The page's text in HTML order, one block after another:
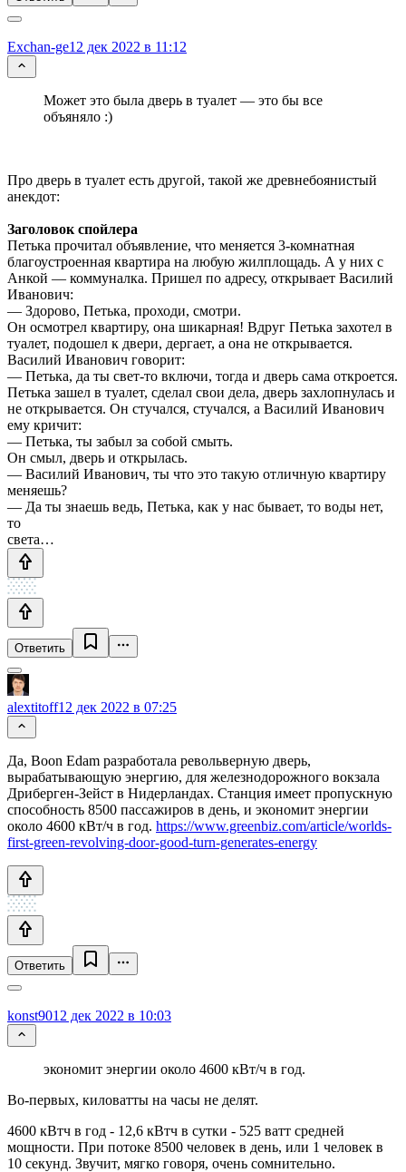
Exchan-ge12 дек 2022 в 11:12
Может это была дверь в туалет — это бы все
объяняло :)
Про дверь в туалет есть другой, такой же древнебоянистый
анекдот:
Заголовок спойлера
Петька прочитал объявление, что меняется 3-комнатная
благоустроенная квартира на любую жилплощадь. А у них с
Анкой — коммуналка. Пришел по адресу, открывает Василий
Иванович:
— Здорово, Петька, проходи, смотри.
Он осмотрел квартиру, она шикарная! Вдруг Петька захотел в
туалет, подошел к двери, дергает, а она не открывается.
Василий Иванович говорит:
— Петька, да ты свет-то включи, тогда и дверь сама откроется.
Петька зашел в туалет, сделал свои дела, дверь захлопнулась и
не открывается. Он стучался, стучался, а Василий Иванович
ему кричит:
— Петька, ты забыл за собой смыть.
Он смыл, дверь и открылась.
— Василий Иванович, ты что это такую отличную квартиру
меняешь?
— Да ты знаешь ведь, Петька, как у нас бывает, то воды нет,
то
света…
Ответить
alextitoff12 дек 2022 в 07:25
Да, Boon Edam разработала револьверную дверь,
вырабатывающую энергию, для железнодорожного вокзала
Дриберген-Зейст в Нидерландах. Станция имеет пропускную
способность 8500 пассажиров в день, и экономит энергии
около 4600 кВт/ч в год. https://www.greenbiz.com/article/worlds-
first-green-revolving-door-good-turn-generates-energy
Ответить
konst9012 дек 2022 в 10:03
экономит энергии около 4600 кВт/ч в год.
Во-первых, киловатты на часы не делят.
4600 кВтч в год - 12,6 кВтч в сутки - 525 ватт средней
мощности. При потоке 8500 человек в день, или 1 человек в
10 секунд. Звучит, мягко говоря, очень сомнительно.